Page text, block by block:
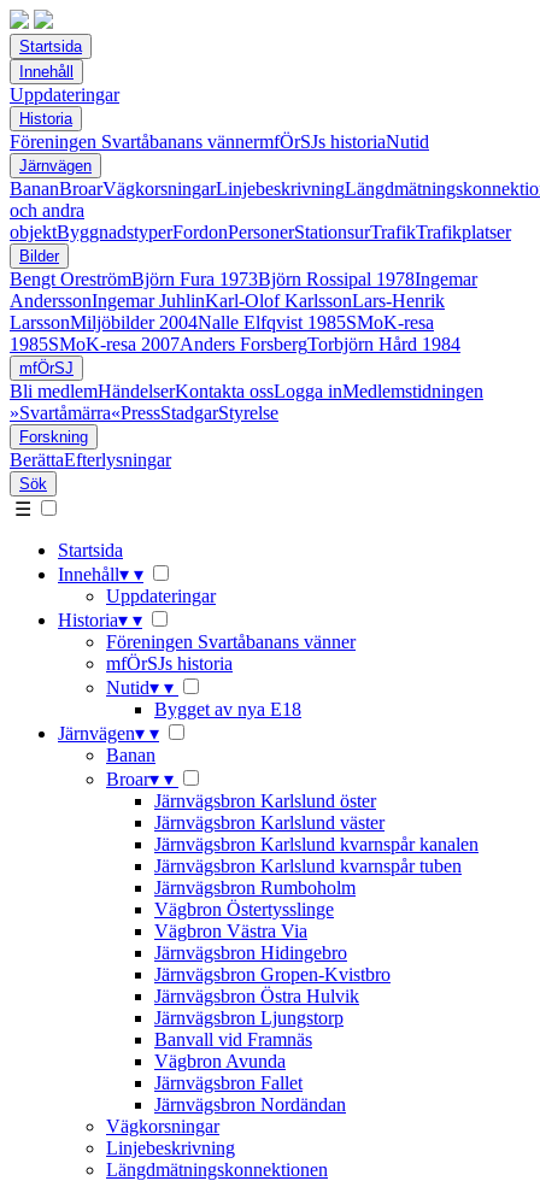
Startsida
Innehåll
Uppdateringar
Historia
Föreningen Svartåbanans vännermfÖrSJs historiaNutid
Järnvägen
BananBroarVägkorsningarLinjebeskrivning
och andra
objektByggnadstyperFordonPersonerStationsurTrafikTrafikplatser
Bilder
Bengt OreströmBjörn Fura 1973Björn Rossipal 1978Ingemar
AnderssonIngemar JuhlinKarl-Olof KarlssonLars-Henrik
LarssonMiljöbilder 2004Nalle Elfqvist 1985SMoK-resa
1985SMoK-resa 2007Anders ForsbergTorbjörn Hård 1984
mfÖrSJ
Bli medlemHändelserKontakta ossLogga inMedlemstidningen
»Svartåmärra«PressStadgarStyrelse
Forskning
BerättaEfterlysningar
Sök
☰
Startsida
Innehåll▾ ▾
Uppdateringar
Historia▾ ▾
Föreningen Svartåbanans vänner
mfÖrSJs historia
Nutid▾ ▾
Bygget av nya E18
Järnvägen▾ ▾
Banan
Broar▾ ▾
Järnvägsbron Karlslund öster
Järnvägsbron Karlslund väster
Järnvägsbron Karlslund kvarnspår kanalen
Järnvägsbron Karlslund kvarnspår tuben
Järnvägsbron Rumboholm
Vägbron Östertysslinge
Vägbron Västra Via
Järnvägsbron Hidingebro
Järnvägsbron Gropen-Kvistbro
Järnvägsbron Östra Hulvik
Järnvägsbron Ljungstorp
Banvall vid Framnäs
Vägbron Avunda
Järnvägsbron Fallet
Järnvägsbron Nordändan
Vägkorsningar
Linjebeskrivning
Längdmätningskonnektionen